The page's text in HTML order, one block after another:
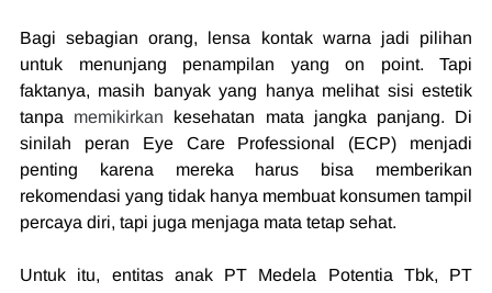
Bagi sebagian orang, lensa kontak warna jadi pilihan
untuk menunjang penampilan yang on point. Tapi
faktanya, masih banyak yang hanya melihat sisi estetik
tanpa memikirkan kesehatan mata jangka panjang. Di
sinilah peran Eye Care Professional (ECP) menjadi
penting karena mereka harus bisa memberikan
rekomendasi yang tidak hanya membuat konsumen tampil
percaya diri, tapi juga menjaga mata tetap sehat.
Untuk itu, entitas anak PT Medela Potentia Tbk, PT